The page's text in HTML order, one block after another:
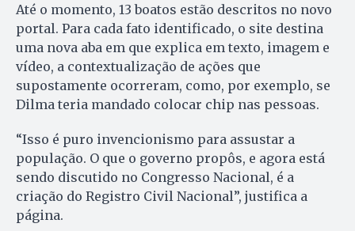
Até o momento, 13 boatos estão descritos no novo
portal. Para cada fato identificado, o site destina
uma nova aba em que explica em texto, imagem e
vídeo, a contextualização de ações que
supostamente ocorreram, como, por exemplo, se
Dilma teria mandado colocar chip nas pessoas.
“Isso é puro invencionismo para assustar a
população. O que o governo propôs, e agora está
sendo discutido no Congresso Nacional, é a
criação do Registro Civil Nacional”, justifica a
página.